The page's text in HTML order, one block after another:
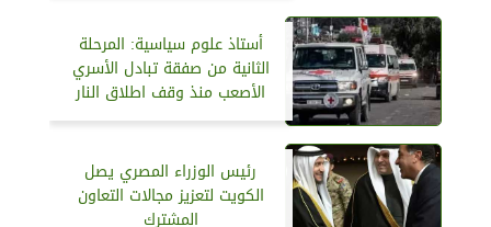
أستاذ علوم سياسية: المرحلة
الثانية من صفقة تبادل الأسري
الأصعب منذ وقف اطلاق النار
رئيس الوزراء المصري يصل
الكويت لتعزيز مجالات التعاون
المشترك